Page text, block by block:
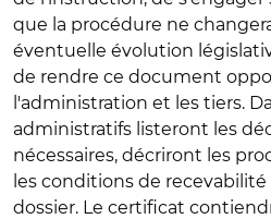
que la procédure ne
éventuelle évolution
de rendre ce document
l'administration et les tiers.
administratifs listeront les
nécessaires, décriront les
les conditions de
dossier. Le certificat